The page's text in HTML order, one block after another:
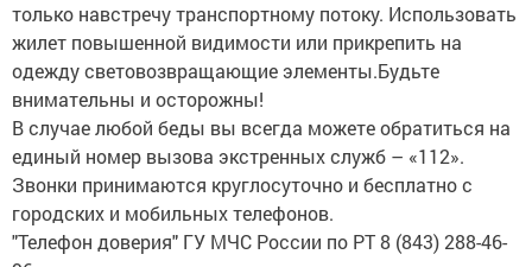
только навстречу транспортному потоку. Использовать
жилет повышенной видимости или прикрепить на
одежду световозвращающие элементы.Будьте
внимательны и осторожны!
В случае любой беды вы всегда можете обратиться на
единый номер вызова экстренных служб – «112».
Звонки принимаются круглосуточно и бесплатно с
городских и мобильных телефонов.
"Телефон доверия" ГУ МЧС России по РТ 8 (843) 288-46-